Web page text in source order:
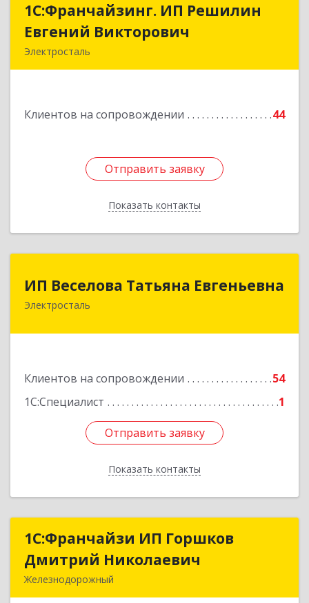
1С:Франчайзинг. ИП Решилин
Евгений Викторович
Электросталь
Клиентов на сопровождении 44
Отправить заявку
Показать контакты
1С:Франчайзинг. ИП Решилин
Евгений Викторович
Подробнее
Отправить заявку
Назад
ИП Веселова Татьяна Евгеньевна
Электросталь
Клиентов на сопровождении
54
1С:Специалист
1
Отправить заявку
Показать контакты
144000, Московская обл, Электросталь г,
Отправить заявку
Назад
1С:Франчайзи ИП Горшков
Дмитрий Николаевич
Железнодорожный
1С:Франчайзи ИП Горшков
Дмитрий Николаевич